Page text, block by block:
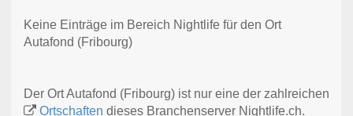
Keine Einträge im Bereich Nightlife für den Ort
Autafond (Fribourg)
Der Ort Autafond (Fribourg) ist nur eine der zahlreichen
Ortschaften dieses Branchenserver Nightlife.ch.